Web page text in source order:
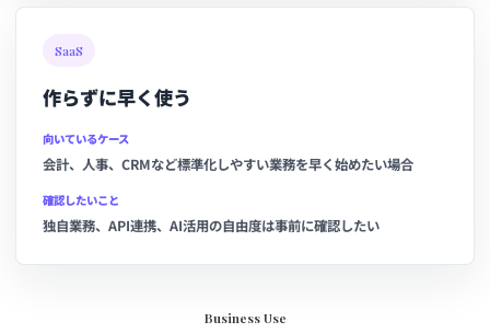
SaaS
作らずに早く使う
向いているケース
会計、人事、CRMなど標準化しやすい業務を早く始めたい場合
確認したいこと
独自業務、API連携、AI活用の自由度は事前に確認したい
Business Use